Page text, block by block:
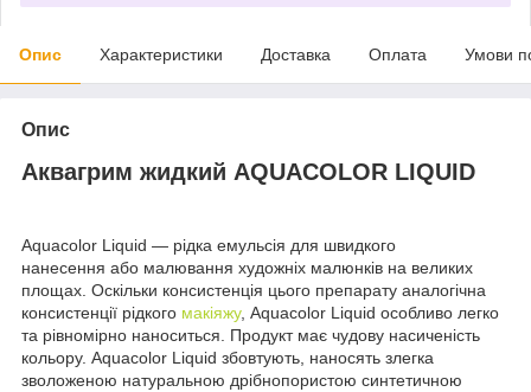
Опис Характеристики Доставка Оплата Умови
Опис
Аквагрим жидкий AQUACOLOR LIQUID
Aquacolor Liquid — рідка емульсія для швидкого
нанесення або малювання художніх малюнків на великих
площах. Оскільки консистенція цього препарату аналогічна
консистенції рідкого макіяжу, Aquacolor Liquid особливо легко
та рівномірно наноситься. Продукт має чудову насиченість
кольору. Aquacolor Liquid збовтують, наносять злегка
зволоженою натуральною дрібнопористою синтетичною